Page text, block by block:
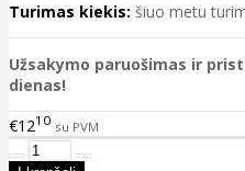
Turimas kiekis: šiuo metu
Užsakymo paruošimas ir
dienas!
€1210 su PVM